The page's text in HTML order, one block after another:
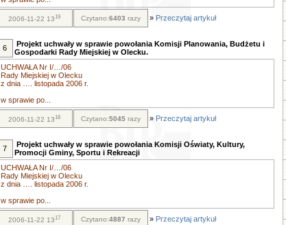
2006-11-22 1319 Czytano:6403 razy » Przeczytaj artykuł
6
Projekt uchwały w sprawie powołania Komisji Planowania, Budżetu i
Gospodarki Rady Miejskiej w Olecku.
UCHWAŁA Nr I/…/06
Rady Miejskiej w Olecku
z dnia …. listopada 2006 r.
w sprawie po...
2006-11-22 1318 Czytano:5045razy » Przeczytaj artykuł
7
Projekt uchwały w sprawie powołania Komisji Oświaty, Kultury,
Promocji Gminy, Sportu i Rekreacji
UCHWAŁA Nr I/…/06
Rady Miejskiej w Olecku
z dnia …. listopada 2006 r.
w sprawie po...
2006-11-22 1317 Czytano:4887 razy » Przeczytaj artykuł